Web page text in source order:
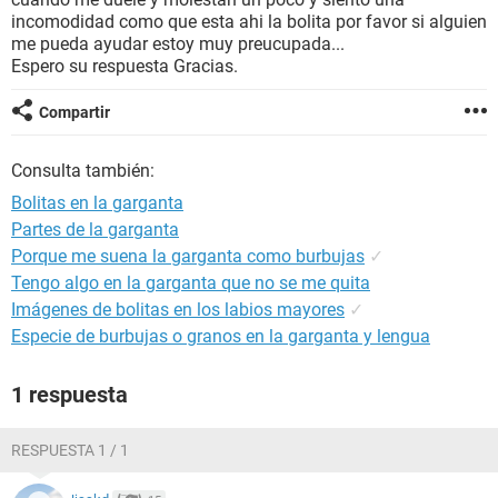
incomodidad como que esta ahi la bolita por favor si alguien
me pueda ayudar estoy muy preucupada...
Espero su respuesta Gracias.
Compartir
Consulta también:
Bolitas en la garganta
Partes de la garganta
Porque me suena la garganta como burbujas ✓
Tengo algo en la garganta que no se me quita
Imágenes de bolitas en los labios mayores ✓
Especie de burbujas o granos en la garganta y lengua
1 respuesta
RESPUESTA 1 / 1